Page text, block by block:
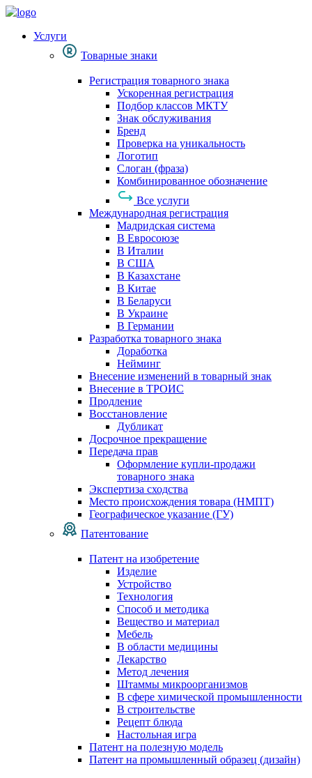
Услуги
Товарные знаки
Регистрация товарного знака
Ускоренная регистрация
Подбор классов МКТУ
Знак обслуживания
Бренд
Проверка на уникальность
Логотип
Слоган (фраза)
Комбинированное обозначение
Все услуги
Международная регистрация
Мадридская система
В Евросоюзе
В Италии
В США
В Казахстане
В Китае
В Беларуси
В Украине
В Германии
Разработка товарного знака
Доработка
Нейминг
Внесение изменений в товарный знак
Внесение в ТРОИС
Продление
Восстановление
Дубликат
Досрочное прекращение
Передача прав
Оформление купли-продажи
товарного знака
Экспертиза сходства
Место происхождения товара (НМПТ)
Географическое указание (ГУ)
Патентование
Патент на изобретение
Изделие
Устройство
Технология
Способ и методика
Вещество и материал
Мебель
В области медицины
Лекарство
Метод лечения
Штаммы микроорганизмов
В сфере химической промышленности
В строительстве
Рецепт блюда
Настольная игра
Патент на полезную модель
Патент на промышленный образец (дизайн)